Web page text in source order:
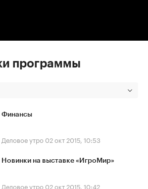
программы
Финансы
Деловое утро 02 окт 2015, 10:53
Новинки на выставке «ИгроМир»
Деловое утро 02 окт 2015, 10:42